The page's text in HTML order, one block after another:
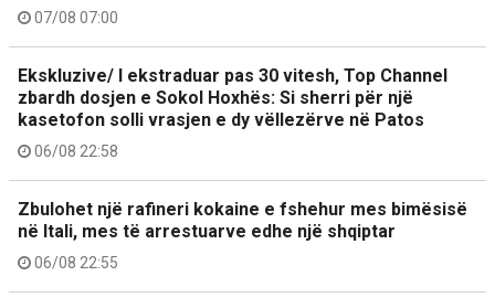
07/08 07:00
Ekskluzive/ I ekstraduar pas 30 vitesh, Top Channel
zbardh dosjen e Sokol Hoxhës: Si sherri për një
kasetofon solli vrasjen e dy vëllezërve në Patos
06/08 22:58
Zbulohet një rafineri kokaine e fshehur mes bimësisë
në Itali, mes të arrestuarve edhe një shqiptar
06/08 22:55